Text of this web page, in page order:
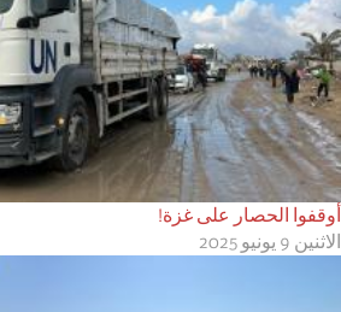
أوقفوا الحصار على غزة!
الاثنين 9 يونيو 2025